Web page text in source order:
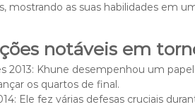
mostrando as suas habilidades em
notáveis em
2013: Khune desempenhou um
os quartos de final.
Ele fez várias defesas cruciais